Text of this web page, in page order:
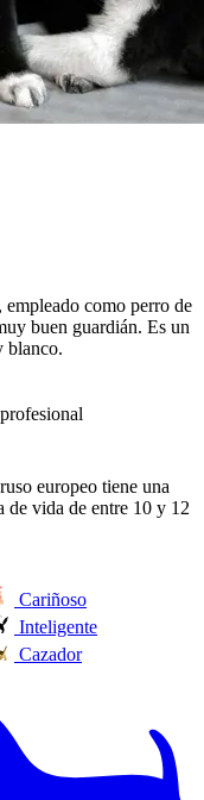
como perro de
buen guardián. Es un
blanco.
europeo tiene una
de vida de entre 10 y 12
Cariñoso
Inteligente
Cazador